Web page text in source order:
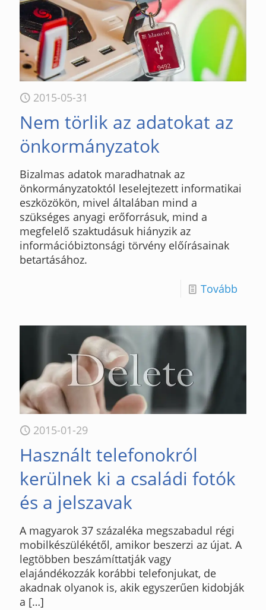
2015-05-31
Nem törlik az adatokat az
önkormányzatok
Bizalmas adatok maradhatnak az
önkormányzatoktól leselejtezett informatikai
eszközökön, mivel általában mind a
szükséges anyagi erőforrásuk, mind a
megfelelő szaktudásuk hiányzik az
információbiztonsági törvény előírásainak
betartásához.
Tovább
2015-01-29
Használt telefonokról
kerülnek ki a családi fotók
és a jelszavak
A magyarok 37 százaléka megszabadul régi
mobilkészülékétől, amikor beszerzi az újat. A
legtöbben beszámíttatják vagy
elajándékozzák korábbi telefonjukat, de
akadnak olyanok is, akik egyszerűen kidobják
a […]